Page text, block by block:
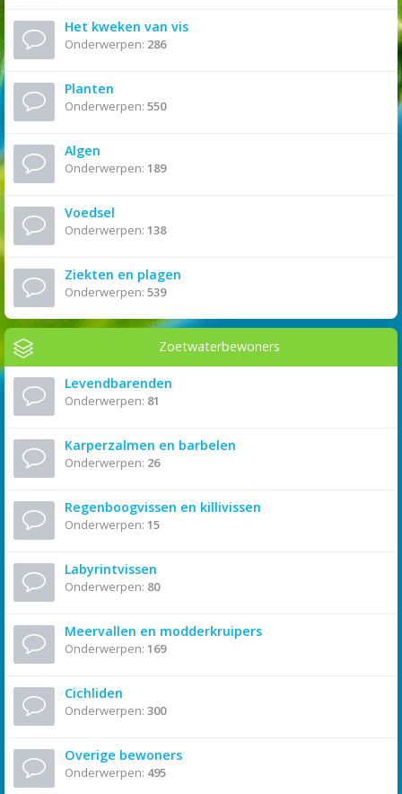
Het kweken van vis
Onderwerpen: 286
Planten
Onderwerpen: 550
Algen
Onderwerpen: 189
Voedsel
Onderwerpen: 138
Ziekten en plagen
Onderwerpen: 539
Zoetwaterbewoners
Levendbarenden
Onderwerpen: 81
Karperzalmen en barbelen
Onderwerpen: 26
Regenboogvissen en killivissen
Onderwerpen: 15
Labyrintvissen
Onderwerpen: 80
Meervallen en modderkruipers
Onderwerpen: 169
Cichliden
Onderwerpen: 300
Overige bewoners
Onderwerpen: 495